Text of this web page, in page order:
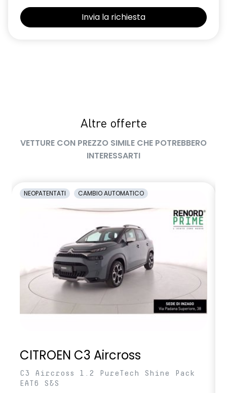
Selleria Stepway in tessuto blu e nero
Volante regolabile in altezza e profondità
Altre offerte
VETTURE CON PREZZO SIMILE CHE POTREBBERO
INTERESSARTI
NEOPATENTATI CAMBIO AUTOMATICO
CITROEN C3 Aircross
C3 Aircross 1.2 PureTech Shine Pack
EAT6 S&S